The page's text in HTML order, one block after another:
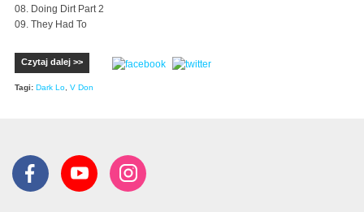
08. Doing Dirt Part 2
09. They Had To
Czytaj dalej >>
Tagi: Dark Lo V Don